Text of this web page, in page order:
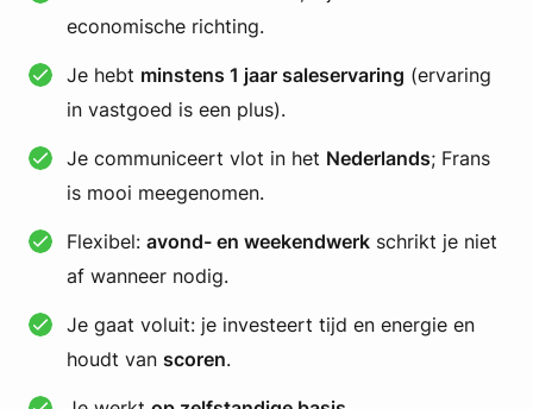
economische richting.
Je hebt minstens 1 jaar saleservaring (ervaring
in vastgoed is een plus).
Je communiceert vlot in het Nederlands; Frans
is mooi meegenomen.
Flexibel: avond- en weekendwerk schrikt je niet
af wanneer nodig.
Je gaat voluit: je investeert tijd en energie en
houdt van scoren.